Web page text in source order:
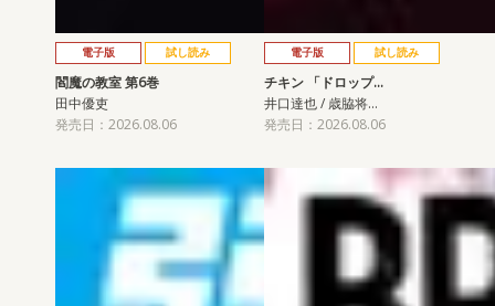
電子版 試し読み
閻魔の教室 第6巻
田中優吏
発売日：2026.08.06
電子版 試し読み
チキン 「ドロップ…
井口達也 / 歳脇将…
発売日：2026.08.06